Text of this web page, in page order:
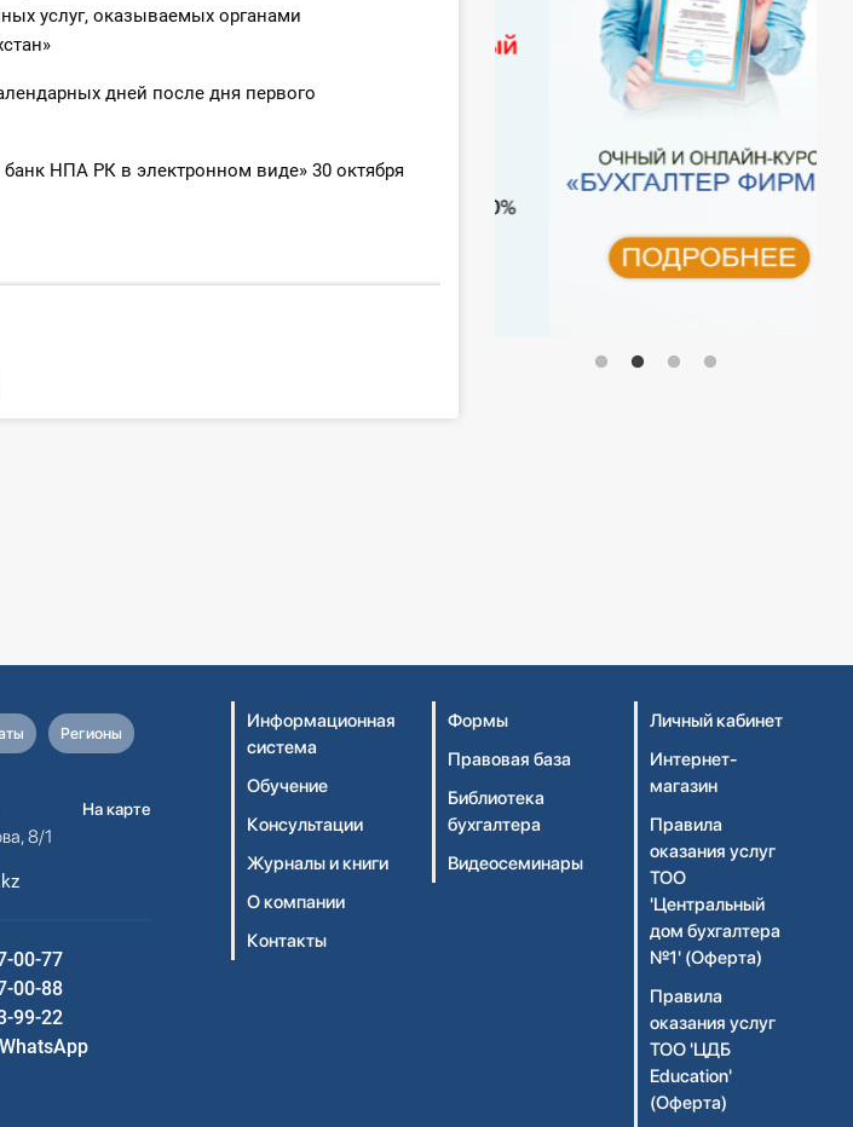
услуг, оказываемых органами
дней после дня первого
НПА РК в электронном виде» 30 октября
Регионы
8/1
На карте
00-77
00-88
99-22
Информационная
система
Обучение
Консультации
Журналы и книги
О компании
Контакты
Формы
Правовая база
Библиотека
бухгалтера
Видеосеминары
Личный кабинет
Интернет-
магазин
Правила
оказания услуг
ТОО
'Центральный
дом бухгалтера
№1' (Оферта)
Правила
оказания услуг
ТОО 'ЦДБ
Education'
(Оферта)